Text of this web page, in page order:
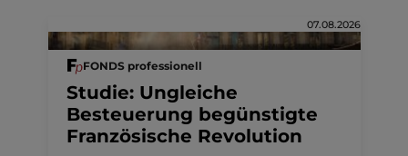
07.08.2026
FONDS professionell
Studie: Ungleiche
Besteuerung begünstigte
Französische Revolution